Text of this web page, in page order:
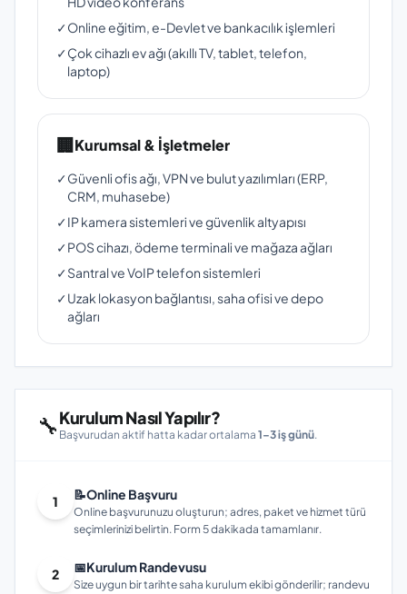
✓Online eğitim, e-Devlet ve bankacılık işlemleri
✓Çok cihazlı ev ağı (akıllı TV, tablet, telefon,
laptop)
🏢Kurumsal & İşletmeler
✓Güvenli ofis ağı, VPN ve bulut yazılımları (ERP,
CRM, muhasebe)
✓IP kamera sistemleri ve güvenlik altyapısı
✓POS cihazı, ödeme terminali ve mağaza ağları
✓Santral ve VoIP telefon sistemleri
✓Uzak lokasyon bağlantısı, saha ofisi ve depo
ağları
🔧Kurulum Nasıl Yapılır?
Başvurudan aktif hatta kadar ortalama 1–3 iş günü.
1 📝Online Başvuru
Online başvurunuzu oluşturun; adres, paket ve hizmet türü
seçimlerinizi belirtin. Form 5 dakikada tamamlanır.
2 📅Kurulum Randevusu
Size uygun bir tarihte saha kurulum ekibi gönderilir; randevu